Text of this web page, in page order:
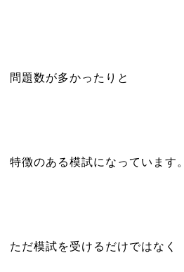
問題数が多かったりと
特徴のある模試になっています。
ただ模試を受けるだけではなく